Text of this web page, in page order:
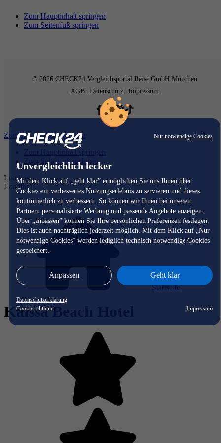
Nur notwendige Cookies
Unvergleichlich lecker
Mit dem Klick auf „geht klar” ermöglichen Sie uns Ihnen über
Cookies ein verbessertes Nutzungserlebnis zu servieren und dieses
kontinuierlich zu verbessern. So können wir Ihnen bei unseren
Partnern personalisierte Werbung und passende Angebote anzeigen.
Über „anpassen” können Sie Ihre persönlichen Präferenzen festlegen.
Dies ist auch nachträglich jederzeit möglich. Mit dem Klick auf „Nur
notwendige Cookies” werden lediglich technisch notwendige Cookies
gespeichert.
Anpassen Geht klar
Datenschutzerklärung
Cookierichtlinie
Impressum
Zum Hauptinhalt springen
Zum Seitenfuß springen
© 2026 CHECK24 Vergleichsportal Reise GmbH München
AGB
Datenschutz Impressum
Zum Hauptinhalt springen
Zum Hauptinhalt springen
Zum Seitenfuß springen
Loading...
Loading...
Startseite
Kaissa Beach Hotel